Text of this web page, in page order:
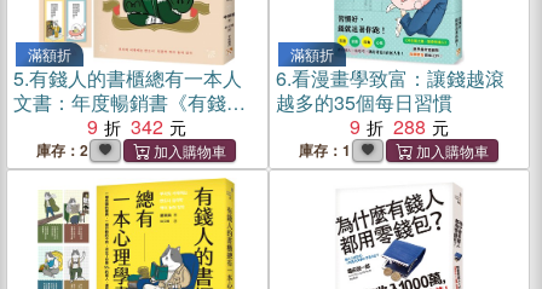
滿額折
5.有錢人的書櫃總有一本人
文書：年度暢銷書《有錢人
的書櫃總有一本心理學書》
系列作！教你看懂人心，洞
察人性，駕馭財富的底層邏
輯。
9 342
庫存：2
滿額折
6.看漫畫學致富：讓錢越滾
越多的35個每日習慣
9
288
庫存：1